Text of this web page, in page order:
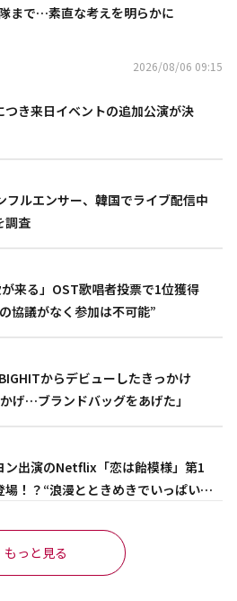
まで…素直な考えを明らかに
2026/08/06 09:15
つき来日イベントの追加公演が決
フルエンサー、韓国でライブ配信中
調査
来る」OST歌唱者投票で1位獲得
協議がなく参加は不可能”
からデビューしたきっかけ
げ…ブランドバッグをあげた」
ン出演のNetflix「恋は飴模様」第1
！？“浪漫とときめきでいっぱいの
もっと見る